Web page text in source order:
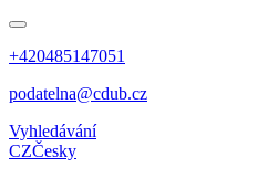
+420485147051
podatelna@cdub.cz
Vyhledávání
CZČesky